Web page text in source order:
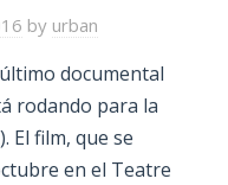
by urban
documental
rodando para la
El film, que se
en el Teatre